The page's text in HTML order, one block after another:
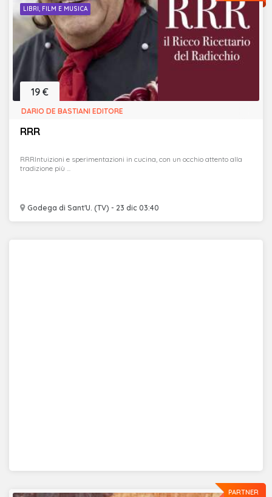
LIBRI, FILM E MUSICA
RRR
Godega di Sant'U. (TV) - 23 dic 03:40
19 €
DARIO DE BASTIANI EDITORE
RRRIntuizioni e sperimentazioni in cucina, con un occhio attento alla
tradizione più ...
PARTNER